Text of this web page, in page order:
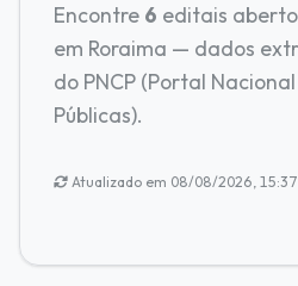
Encontre 6 editais
em Roraima — dados
do PNCP (Portal
Públicas).
Atualizado em 08/08/2026, 15:37